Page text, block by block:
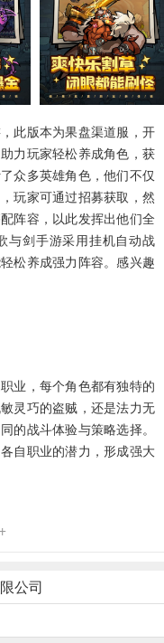
此版本为果盘渠道服，开
力玩家轻松养成角色，获
众多英雄角色，他们不仅
玩家可通过招募获取，然
阵容，以此发挥出他们全
与剑手游采用挂机自动战
松养成强力阵容。感兴趣
业，每个角色都有独特的
灵巧的盗贼，还是法力无
的战斗体验与策略选择。
自职业的潜力，形成强大
在。每一个角落都可能隐
穴，每一次探险都可能面
收集强力装备、解锁新技
公司